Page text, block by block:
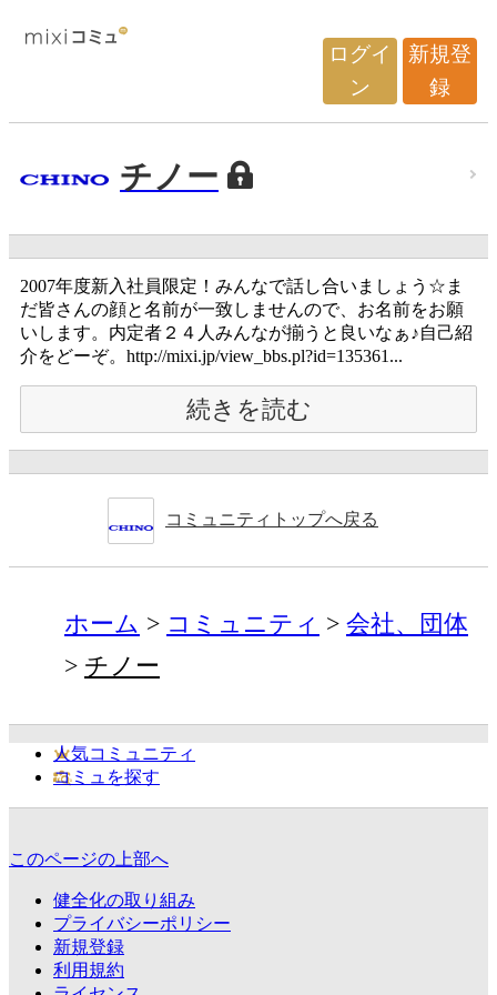
ログイ
ン
新規登
録
チノー
2007年度新入社員限定！みんなで話し合いましょう☆ま
だ皆さんの顔と名前が一致しませんので、お名前をお願
いします。内定者２４人みんなが揃うと良いなぁ♪自己紹
介をどーぞ。http://mixi.jp/view_bbs.pl?id=135361...
続きを読む
コミュニティトップへ戻る
ホーム コミュニティ
会社、団体
チノー
人気コミュニティ
コミュを探す
このページの上部へ
健全化の取り組み
プライバシーポリシー
新規登録
利用規約